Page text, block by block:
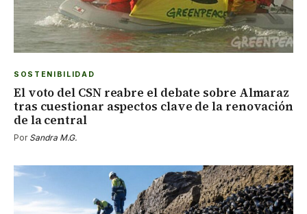
SOSTENIBILIDAD
El voto del CSN reabre el debate sobre Almaraz
tras cuestionar aspectos clave de la renovación
de la central
Por Sandra M.G.